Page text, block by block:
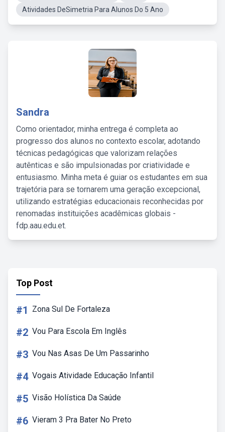
Atividades DeSimetria Para Alunos Do 5 Ano
Sandra
Como orientador, minha entrega é completa ao
progresso dos alunos no contexto escolar, adotando
técnicas pedagógicas que valorizam relações
autênticas e são impulsionadas por criatividade e
entusiasmo. Minha meta é guiar os estudantes em sua
trajetória para se tornarem uma geração excepcional,
utilizando estratégias educacionais reconhecidas por
renomadas instituições acadêmicas globais -
fdp.aau.edu.et.
Top Post
#1 Zona Sul De Fortaleza
#2 Vou Para Escola Em Inglês
#3 Vou Nas Asas De Um Passarinho
#4 Vogais Atividade Educação Infantil
#5 Visão Holística Da Saúde
#6 Vieram 3 Pra Bater No Preto